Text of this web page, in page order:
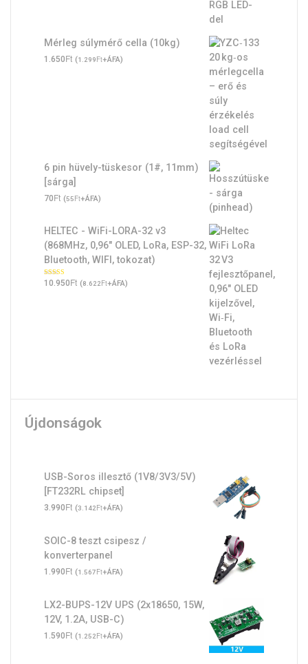
Mérleg súlymérő cella (10kg)
1.650Ft (1.299Ft+ÁFA)
6 pin hüvely-tüskesor (1#, 11mm)
[sárga]
70Ft (55Ft+ÁFA)
HELTEC - WiFi-LORA-32 v3
(868MHz, 0,96" OLED, LoRa, ESP-32,
Bluetooth, WIFI, tokozat)
Értékelés:
5.00 / 5
10.950Ft (8.622Ft+ÁFA)
Újdonságok
USB-Soros illesztő (1V8/3V3/5V)
[FT232RL chipset]
3.990Ft (3.142Ft+ÁFA)
SOIC-8 teszt csipesz /
konverterpanel
1.990Ft (1.567Ft+ÁFA)
LX2-BUPS-12V UPS (2x18650, 15W,
12V, 1.2A, USB-C)
1.590Ft (1.252Ft+ÁFA)